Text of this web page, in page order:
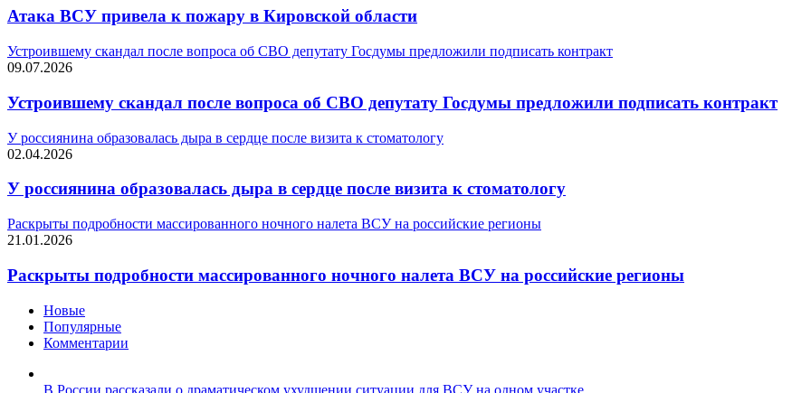
Атака ВСУ привела к пожару в Кировской области
Устроившему скандал после вопроса об СВО депутату Госдумы предложили подписать контракт
09.07.2026
Устроившему скандал после вопроса об СВО депутату Госдумы предложили подписать контракт
У россиянина образовалась дыра в сердце после визита к стоматологу
02.04.2026
У россиянина образовалась дыра в сердце после визита к стоматологу
Раскрыты подробности массированного ночного налета ВСУ на российские регионы
21.01.2026
Раскрыты подробности массированного ночного налета ВСУ на российские регионы
Новые
Популярные
Комментарии
В России рассказали о драматическом ухудшении ситуации для ВСУ на одном участке